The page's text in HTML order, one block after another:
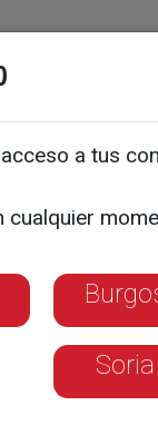
León
curso
ESO
a tus
Soria